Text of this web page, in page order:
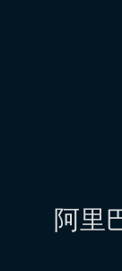
阿里